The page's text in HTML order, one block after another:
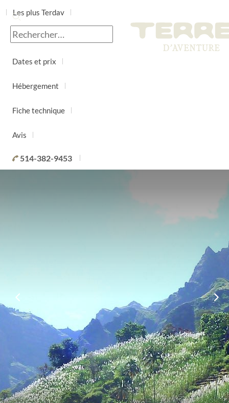
Les plus Terdav
Jour par jour
Dates et prix
Hébergement
Fiche technique
Avis
514-382-9453